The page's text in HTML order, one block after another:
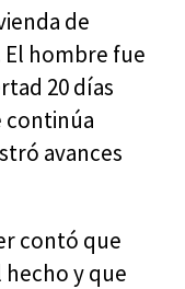
de
hombre fue
20 días
continúa
avances
contó que
y que